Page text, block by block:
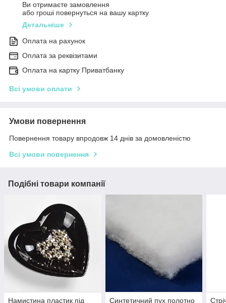
Ви отримаєте замовлення
або гроші повернуться на вашу картку
Детальніше
Оплата на рахунок
Оплата за реквізитами
Оплата на картку Приватбанку
Всі умови оплати
Умови повернення
Повернення товару впродовж 14 днів за домовленістю
Всі умови повернення
Подібні товари компанії
Намистина пластик під
Синтетичний пух полотно